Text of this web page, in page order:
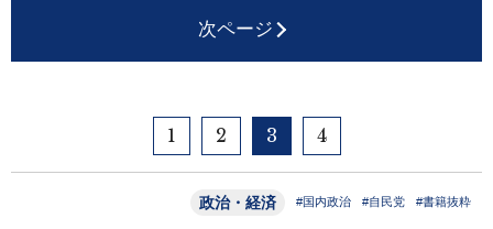
次ページ
1 2 3 4
政治・経済 #国内政治 #自民党 #書籍抜粋